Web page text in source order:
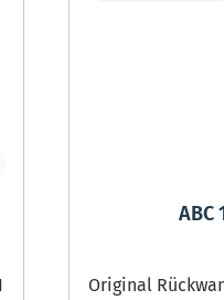
ABC
Original Rückwandstein rechts für